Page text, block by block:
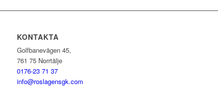
KONTAKTA
Golfbanevägen 45,
761 75 Norrtälje
0176-23 71 37
info@roslagensgk.com